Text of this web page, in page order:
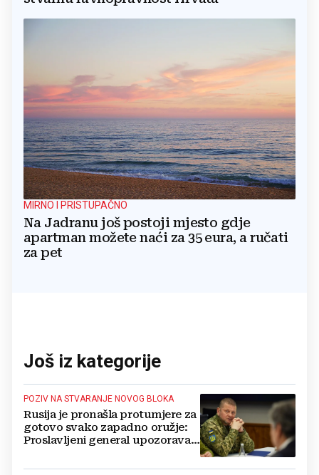
MIRNO I PRISTUPAČNO
Na Jadranu još postoji mjesto gdje
apartman možete naći za 35 eura, a ručati
za pet
Još iz kategorije
POZIV NA STVARANJE NOVOG BLOKA
Rusija je pronašla protumjere za
gotovo svako zapadno oružje:
Proslavljeni general upozorava